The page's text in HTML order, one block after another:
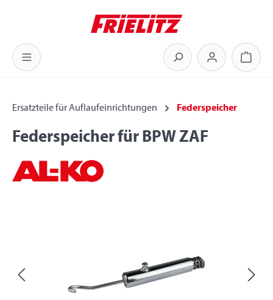
Zum Hauptinhalt springen
Ersatzteile für Auflaufeinrichtungen Federspeicher
Federspeicher für BPW ZAF